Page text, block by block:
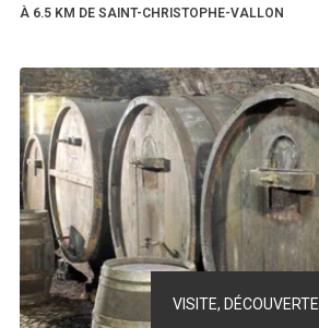
À 6.5 KM DE SAINT-CHRISTOPHE-VALLON
VISITE, DÉCOUVERTE